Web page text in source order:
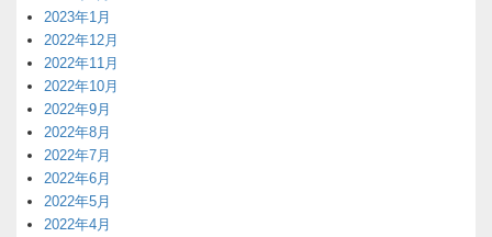
2023年1月
2022年12月
2022年11月
2022年10月
2022年9月
2022年8月
2022年7月
2022年6月
2022年5月
2022年4月